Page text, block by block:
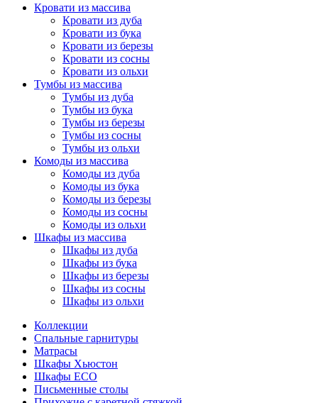
Кровати из массива
Кровати из дуба
Кровати из бука
Кровати из березы
Кровати из сосны
Кровати из ольхи
Тумбы из массива
Тумбы из дуба
Тумбы из бука
Тумбы из березы
Тумбы из сосны
Тумбы из ольхи
Комоды из массива
Комоды из дуба
Комоды из бука
Комоды из березы
Комоды из сосны
Комоды из ольхи
Шкафы из массива
Шкафы из дуба
Шкафы из бука
Шкафы из березы
Шкафы из сосны
Шкафы из ольхи
Коллекции
Спальные гарнитуры
Матрасы
Шкафы Хьюстон
Шкафы ECO
Письменные столы